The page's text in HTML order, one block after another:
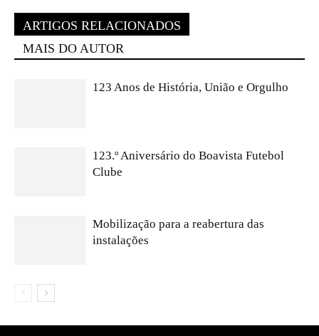
ARTIGOS RELACIONADOS
MAIS DO AUTOR
123 Anos de História, União e Orgulho
123.º Aniversário do Boavista Futebol
Clube
Mobilização para a reabertura das
instalações